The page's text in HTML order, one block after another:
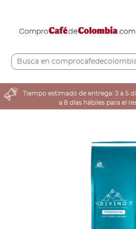
COMPRA AQUÍ
COLOMBIA CAFETERA
Tiempo estimado de entrega: 3 a 5
a 8 días hábiles para el